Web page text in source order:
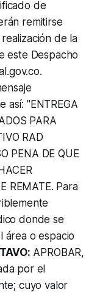
de
remitirse
de la
este Despacho
así: "ENTREGA
PARA
RAD
PENA DE QUE
REMATE. Para
donde se
área o espacio
APROBAR,
por el
cuyo valor